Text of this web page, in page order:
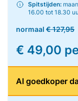
Spitstijden:
16.00 tot 18.30
normaal € 127,95
€ 49,00
Al goedkoper